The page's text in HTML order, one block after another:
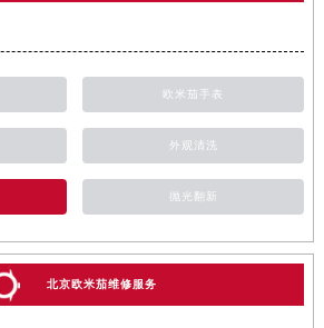
欧米茄手表
外观清洗
抛光翻新
北京欧米茄维修服务